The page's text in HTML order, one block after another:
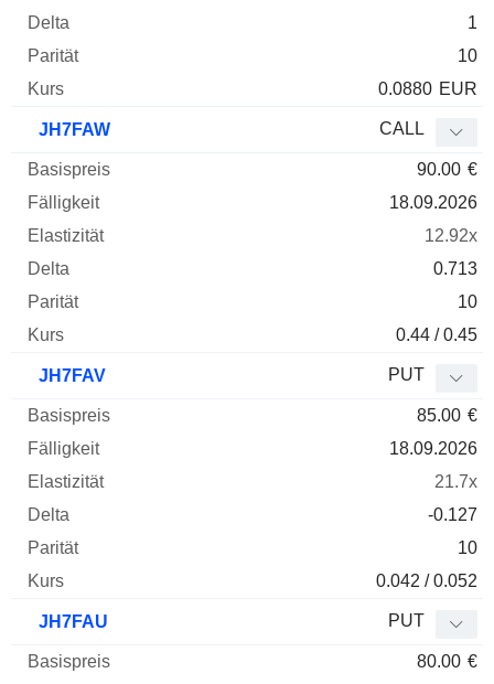
1
10
0.0880 EUR
JH7FAW CALL
90.00 €
18.09.2026
12.92x
0.713
10
0.44 / 0.45
JH7FAV PUT
85.00 €
18.09.2026
21.7x
-0.127
10
0.042 / 0.052
JH7FAU PUT
80.00 €